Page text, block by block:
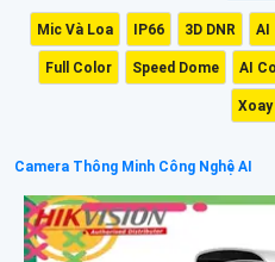
Mic Và Loa IP66 3D DNR AI
Full Color Speed Dome AI
Xoay
Camera Thông Minh Công Nghệ AI